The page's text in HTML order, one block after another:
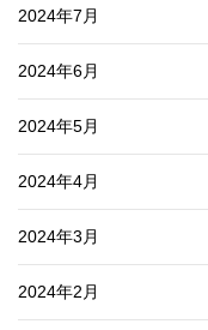
2024年7月
2024年6月
2024年5月
2024年4月
2024年3月
2024年2月